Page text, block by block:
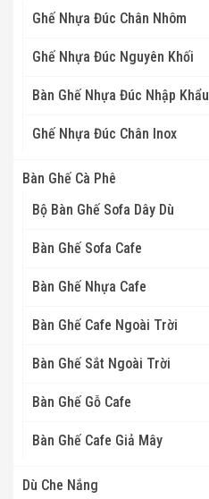
Ghế Nhựa Đúc Chân Nhôm
Ghế Nhựa Đúc Nguyên Khối
Bàn Ghế Nhựa Đúc Nhập Khẩu
Ghế Nhựa Đúc Chân Inox
Bàn Ghế Cà Phê
Bộ Bàn Ghế Sofa Dây Dù
Bàn Ghế Sofa Cafe
Bàn Ghế Nhựa Cafe
Bàn Ghế Cafe Ngoài Trời
Bàn Ghế Sắt Ngoài Trời
Bàn Ghế Gỗ Cafe
Bàn Ghế Cafe Giả Mây
Dù Che Nắng